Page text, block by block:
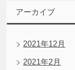
アーカイブ
2021年12月
2021年2月